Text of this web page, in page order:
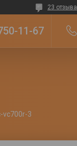
23 отзыва
11-67
vc700r-3